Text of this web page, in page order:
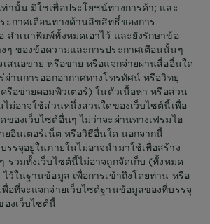
านั้น มิใช่เพื่อประโยชน์ทางการค้า; และ
ะกาศเตือนทางด้านลิขสิทธิ์ของการ
ำเนาพิมพ์ทั้งหมดเอาไว้ และยังรักษาข้อ
ๆ ของข้อความและการประกาศเตือนนั้นๆ
สนอขาย หรือขาย หรือแจกจ่ายผ่านสื่ออื่นใด
ผ่านการออกอากาศทางโทรทัศน์ หรือวิทยุ
รือข่ายคอมพิวเตอร์) ในตัวเนื้อหา หรือส่วน
ไม่อาจใช้ส่วนหนึ่งส่วนใดของเว็บไซต์นี้เพื่อ
องเว็บไซต์อื่นๆ ไม่ว่าจะผ่านทางเฟรมไฮ
ยอินเตอร์เน็ต หรือวิธีอื่นใด นอกจากนี้
รรจุอยู่ในภายในไม่อาจนำมาใช้เพื่อสร้าง
รวมทั้งเว็บไซต์นี้ไม่อาจถูกจัดเก็บ (ทั้งหมด
ว้ในฐานข้อมูล เพื่อการเข้าถึงโดยท่าน หรือ
อที่จะแจกจ่ายเว็บไซต์ฐานข้อมูลของที่บรรจุ
งเว็บไซต์นี้